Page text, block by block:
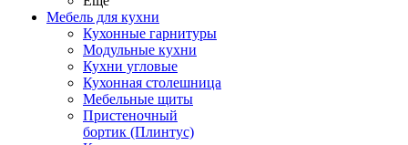
Мебель для кухни
Кухонные гарнитуры
Модульные кухни
Кухни угловые
Кухонная столешница
Мебельные щиты
Пристеночный
бортик (Плинтус)